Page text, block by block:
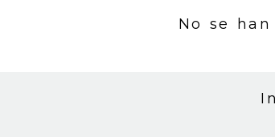
No se